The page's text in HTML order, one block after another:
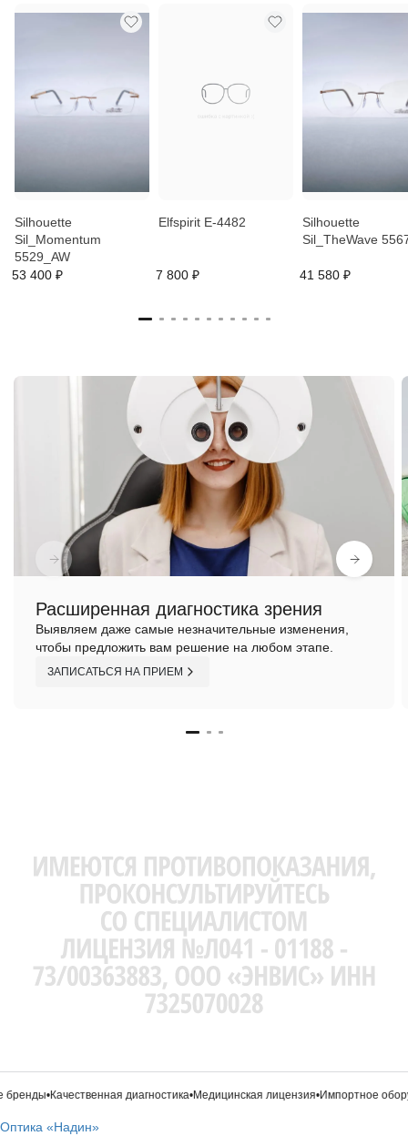
Silhouette
Sil_Momentum
5529_AW
53 400 ₽
Elfspirit E-4482
7 800 ₽
Silhouette
Sil_TheWave
41 580 ₽
Расширенная диагностика зрения
Выявляем даже самые незначительные изменения,
чтобы предложить вам решение на любом этапе.
ЗАПИСАТЬСЯ НА ПРИЕМ
•Качественная диагностика•Медицинская лицензия•Импортное
Оптика «Надин»